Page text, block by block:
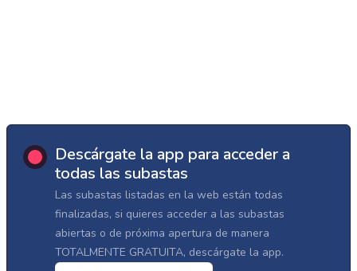
Descárgate la app para acceder a
todas las subastas
Las subastas listadas en la web están todas
finalizadas, si quieres acceder a las subastas
abiertas o de próxima apertura de manera
TOTALMENTE GRATUITA, descárgate la app.